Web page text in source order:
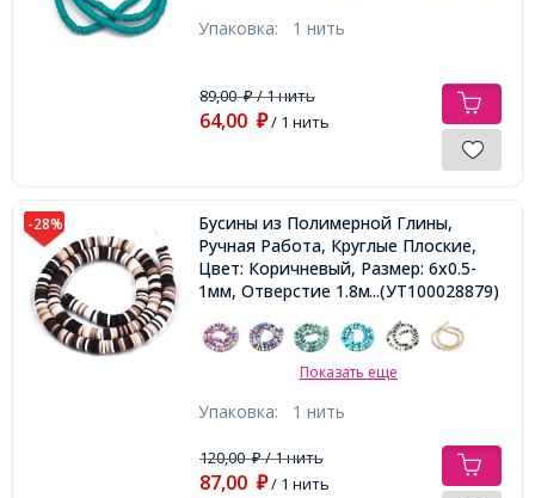
Упаковка: 1 нить
89,00₽/ 1 нить
64,00 ₽/ 1 нить
-28%
Бусины из Полимерной Глины,
Ручная Работа, Круглые Плоские,
Цвет: Коричневый, Размер: 6x0.5-
1мм, Отверстие 1.8мм, около
...(УТ100028879)
Показать еще
Упаковка: 1 нить
120,00₽/ 1 нить
87,00 ₽/ 1 нить